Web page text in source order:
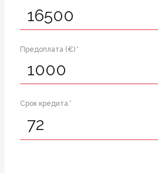
Предоплата (€) *
Срок кредита *